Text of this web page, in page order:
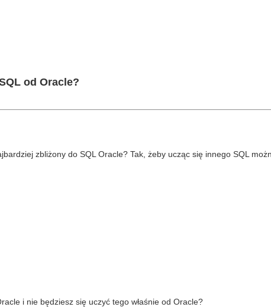
od Oracle?
zbliżony do SQL Oracle? Tak, żeby ucząc się innego SQL
i nie będziesz się uczyć tego właśnie od Oracle?